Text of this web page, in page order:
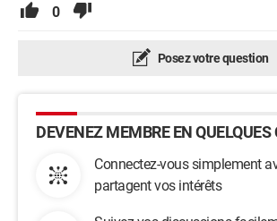
0
Posez votre question
DEVENEZ MEMBRE EN QUELQUES
Connectez-vous simplement
partagent vos intérêts